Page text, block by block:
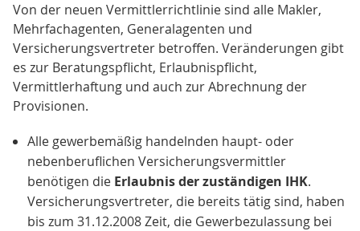
Von der neuen Vermittlerrichtlinie sind alle Makler,
Mehrfachagenten, Generalagenten und
Versicherungsvertreter betroffen. Veränderungen gibt
es zur Beratungspflicht, Erlaubnispflicht,
Vermittlerhaftung und auch zur Abrechnung der
Provisionen.
Alle gewerbemäßig handelnden haupt- oder
nebenberuflichen Versicherungsvermittler
benötigen die Erlaubnis der zuständigen IHK.
Versicherungsvertreter, die bereits tätig sind, haben
bis zum 31.12.2008 Zeit, die Gewerbezulassung bei